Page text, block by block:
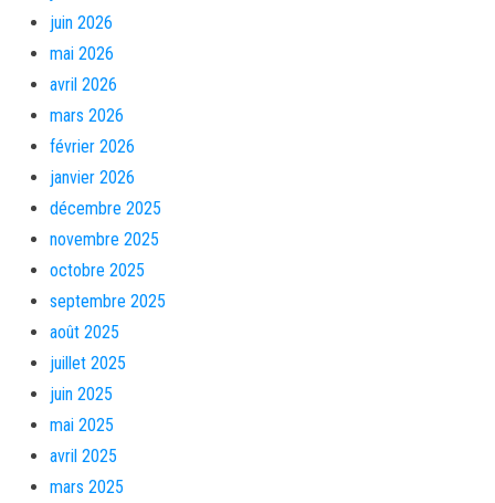
juin 2026
mai 2026
avril 2026
mars 2026
février 2026
janvier 2026
décembre 2025
novembre 2025
octobre 2025
septembre 2025
août 2025
juillet 2025
juin 2025
mai 2025
avril 2025
mars 2025